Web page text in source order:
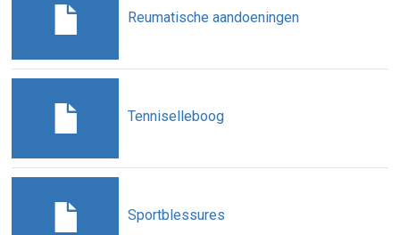
Reumatische aandoeningen
Tenniselleboog
Sportblessures